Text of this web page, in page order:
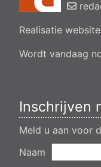
Aanvraag
van een
Realisatie
Wordt vandaag
Inschrijven
Meld u aan voor
Naam